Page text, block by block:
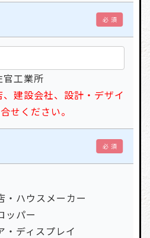
必 須
工業所
建設会社、設計・デザイ
せください。
必 須
・ハウスメーカー
ッパー
・ディスプレイ